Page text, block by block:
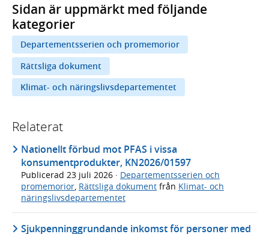
Sidan är uppmärkt med följande
kategorier
Departementsserien och promemorior
Rättsliga dokument
Klimat- och näringslivsdepartementet
Relaterat
Nationellt förbud mot PFAS i vissa
konsumentprodukter, KN2026/01597
Publicerad 23 juli 2026 · Departementsserien och
promemorior Rättsliga dokument från Klimat- och
näringslivsdepartementet
Sjukpenninggrundande inkomst för personer med